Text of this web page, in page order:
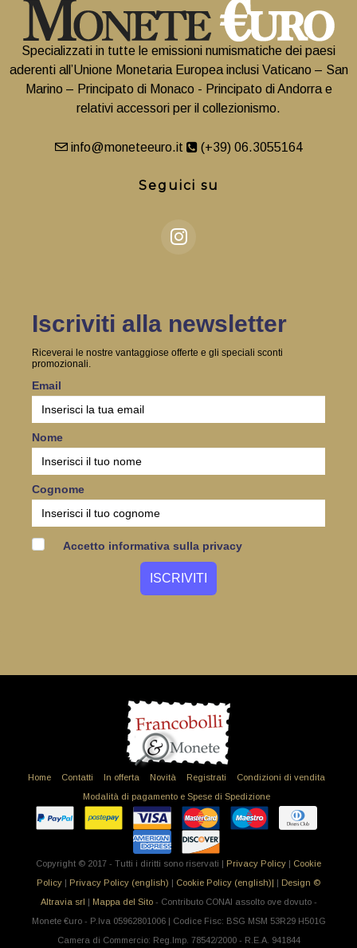
Specializzati in tutte le emissioni numismatiche dei paesi
aderenti all’Unione Monetaria Europea inclusi Vaticano – San
Marino – Principato di Monaco - Principato di Andorra e
relativi accessori per il collezionismo.
info@moneteeuro.it (+39) 06.3055164
Seguici su
Iscriviti alla newsletter
Riceverai le nostre vantaggiose offerte e gli speciali sconti
promozionali.
Email
Nome
Cognome
Accetto informativa sulla privacy
Home Contatti In offerta Novità Registrati
Condizioni di vendita
Modalità di pagamento e Spese di Spedizione
Copyright © 2017 - Tutti i diritti sono riservati | Privacy Policy
Cookie
Policy
Privacy Policy (english) Cookie Policy (english)|
Design ©
Altravia srl
Mappa del Sito- Contributo CONAI assolto ove dovuto -
Monete €uro - P.Iva 05962801006 | Codice Fisc: BSG MSM 53R29 H501G
Camera di Commercio: Reg.Imp. 78542/2000 - R.E.A. 941844